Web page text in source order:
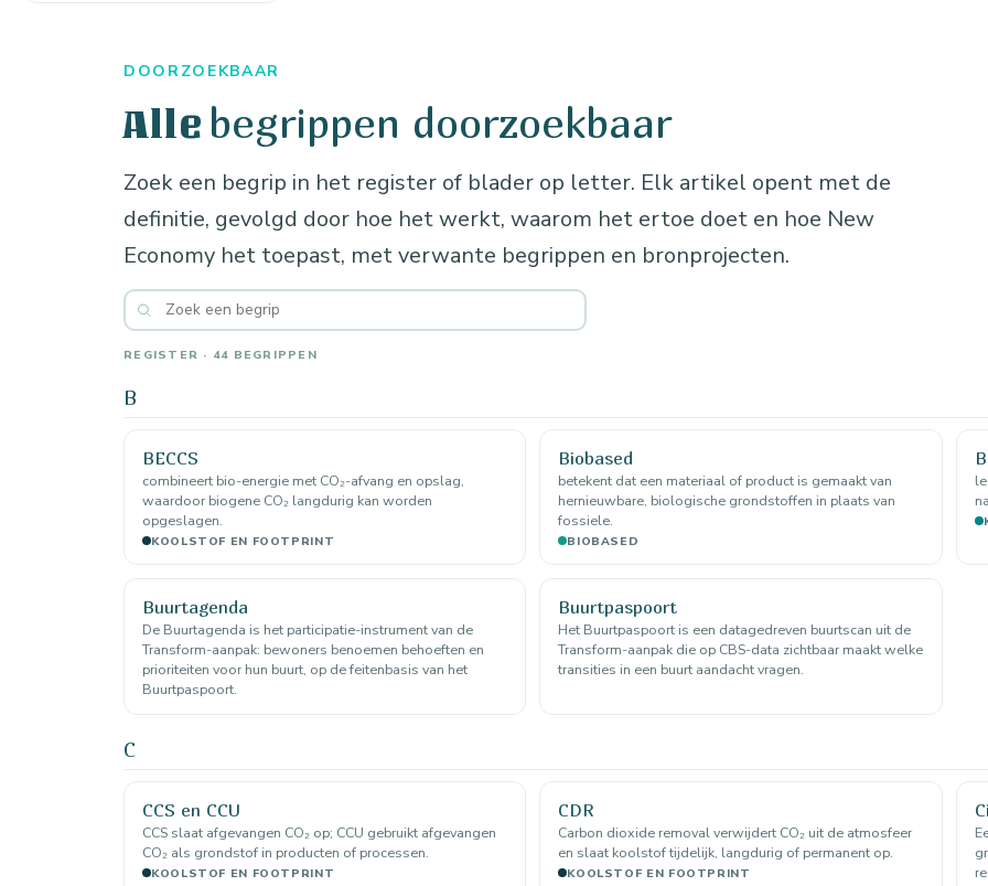
DOORZOEKBAAR
Alle begrippen doorzoekbaar
Zoek een begrip in het register of blader op letter. Elk artikel opent met de
definitie, gevolgd door hoe het werkt, waarom het ertoe doet en hoe New
Economy het toepast, met verwante begrippen en bronprojecten.
REGISTER · 44 BEGRIPPEN
B
BECCS
combineert bio-energie met CO₂-afvang en opslag,
waardoor biogene CO₂ langdurig kan worden
opgeslagen.
KOOLSTOF EN FOOTPRINT
Biobased
betekent dat een materiaal of product is gemaakt van
hernieuwbare, biologische grondstoffen in plaats van
fossiele.
BIOBASED
Buurtagenda
De Buurtagenda is het participatie-instrument van de
Transform-aanpak: bewoners benoemen behoeften en
prioriteiten voor hun buurt, op de feitenbasis van het
Buurtpaspoort.
Buurtpaspoort
Het Buurtpaspoort is een datagedreven buurtscan uit de
Transform-aanpak die op CBS-data zichtbaar maakt welke
transities in een buurt aandacht vragen.
C
CCS en CCU
CCS slaat afgevangen CO₂ op; CCU gebruikt afgevangen
CO₂ als grondstof in producten of processen.
KOOLSTOF EN FOOTPRINT
CDR
Carbon dioxide removal verwijdert CO₂ uit de atmosfeer
en slaat koolstof tijdelijk, langdurig of permanent op.
KOOLSTOF EN FOOTPRINT